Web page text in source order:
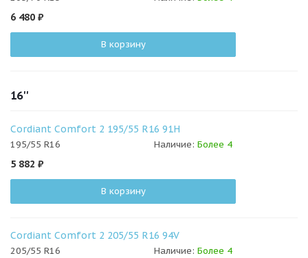
6 480 ₽
В корзину
16''
Cordiant Comfort 2 195/55 R16 91H
195/55 R16 Наличие: Более 4
5 882 ₽
В корзину
Cordiant Comfort 2 205/55 R16 94V
205/55 R16 Наличие: Более 4